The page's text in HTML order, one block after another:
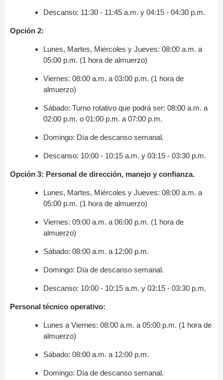
Descanso: 11:30 - 11:45 a.m. y 04:15 - 04:30 p.m.
Opción 2:
Lunes, Martes, Miércoles y Jueves: 08:00 a.m. a
05:00 p.m. (1 hora de almuerzo)
Viernes: 08:00 a.m. a 03:00 p.m. (1 hora de
almuerzo)
Sábado: Turno rotativo que podrá ser: 08:00 a.m. a
02:00 p.m. o 01:00 p.m. a 07:00 p.m.
Domingo: Día de descanso semanal.
Descanso: 10:00 - 10:15 a.m. y 03:15 - 03:30 p.m.
Opción 3: Personal de dirección, manejo y confianza.
Lunes, Martes, Miércoles y Jueves: 08:00 a.m. a
05:00 p.m. (1 hora de almuerzo)
Viernes: 09:00 a.m. a 06:00 p.m. (1 hora de
almuerzo)
Sábado: 08:00 a.m. a 12:00 p.m.
Domingo: Día de descanso semanal.
Descanso: 10:00 - 10:15 a.m. y 03:15 - 03:30 p.m.
Personal técnico operativo:
Lunes a Viernes: 08:00 a.m. a 05:00 p.m. (1 hora de
almuerzo)
Sábado: 08:00 a.m. a 12:00 p.m.
Domingo: Día de descanso semanal.